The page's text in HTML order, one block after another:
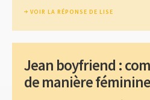
VOIR LA RÉPONSE DE LISE
Jean boyfriend :
de manière